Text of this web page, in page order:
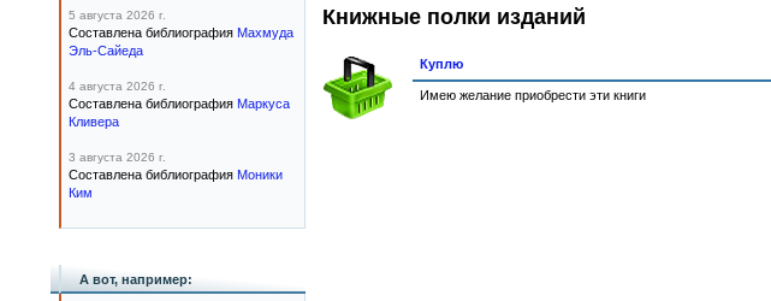
Книжные полки изданий
Куплю
Имею желание приобрести эти книги
5 августа 2026 г.
Составлена библиография Махмуда
Эль-Сайеда
4 августа 2026 г.
Составлена библиография Маркуса
Кливера
3 августа 2026 г.
Составлена библиография Моники
Ким
А вот, например: